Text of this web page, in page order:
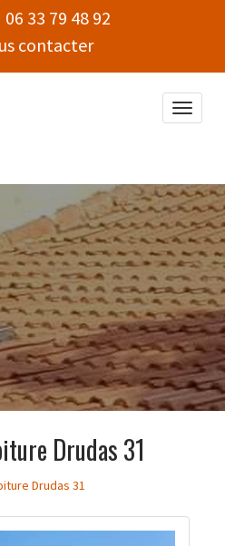
06 33 79 48 92
contacter
Toggle
Drudas 31
Drudas 31